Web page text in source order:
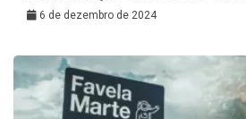
6 de dezembro de 2024